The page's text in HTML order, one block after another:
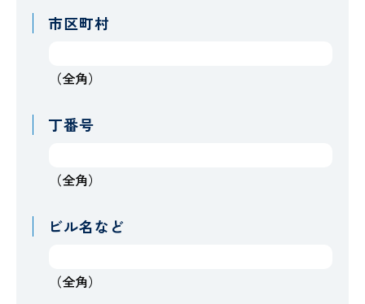
市区町村
（全角）
丁番号
（全角）
ビル名など
（全角）